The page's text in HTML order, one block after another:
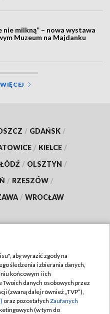
nie milkną” – nowa wystawa
Muzeum na Majdanku
/ GDAŃSK /
/ KIELCE /
ŁÓDŹ / OLSZTYN /
/ RZESZÓW /
/ WROCŁAW
TVP
aby wyrazić zgody na
śledzenia i zbierania danych,
końcowym i ich
danych osobowych przez
(zwaną dalej również „TVP”),
oraz pozostałych Zaufanych
(w tym do